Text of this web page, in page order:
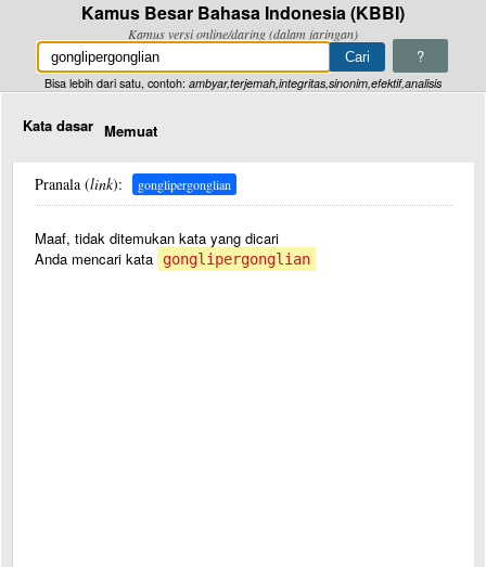
Kamus Besar Bahasa Indonesia (KBBI)
Kamus versi online/daring (dalam jaringan)
?
Bisa lebih dari satu, contoh: ambyar,terjemah,integritas,sinonim,efektif,analisis
Kata dasar Memuat
Pranala (link): gonglipergonglian
Maaf, tidak ditemukan kata yang dicari
Anda mencari kata
gonglipergonglian